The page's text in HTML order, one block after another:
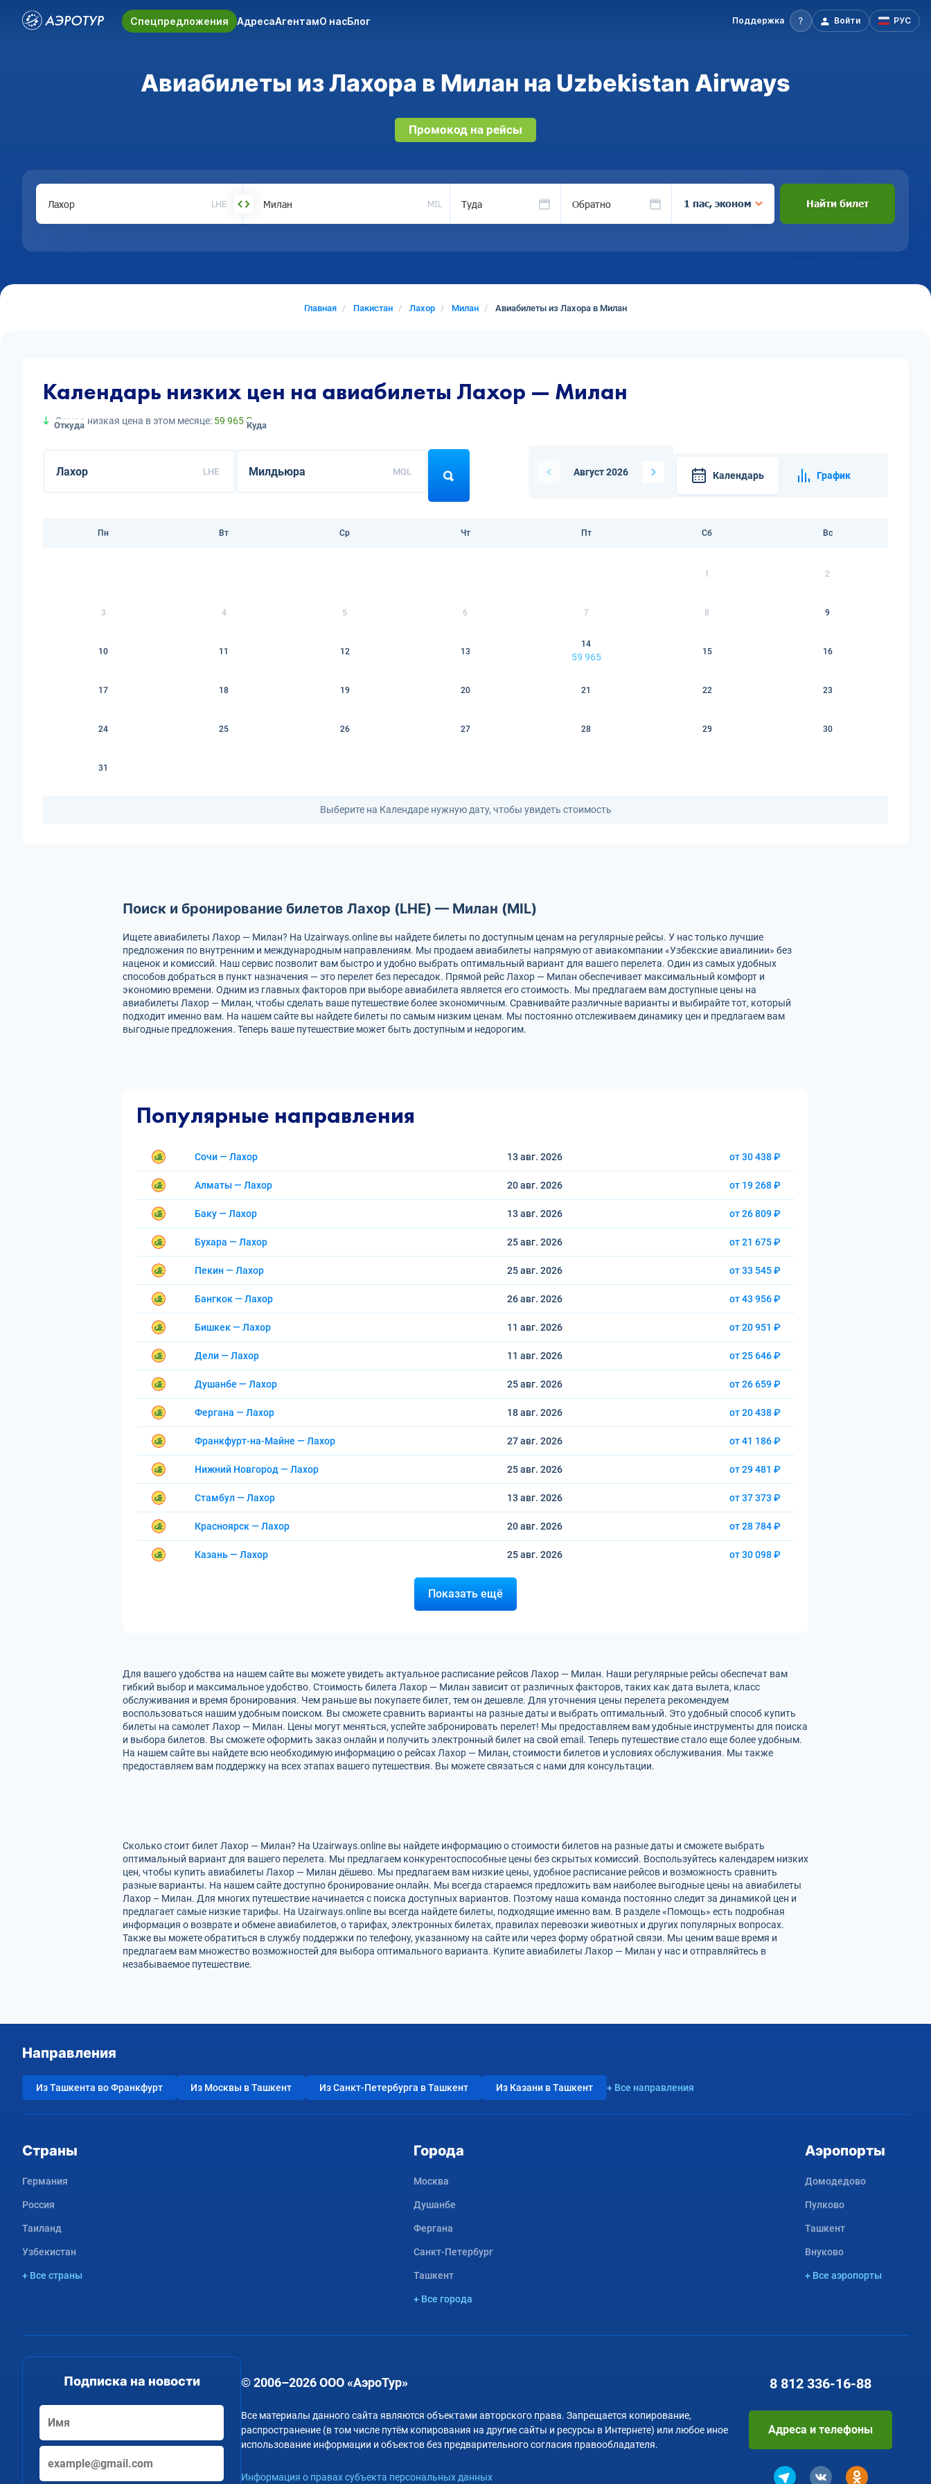
Спецпредложения АдресаАгентамО насБлог Поддержка Войти РУС
Авиабилеты из Лахора в Милан на Uzbekistan Airways
Промокод на рейсы
LHE MIL Туда Обратно 1 пас, эконом Найти билет
Главная Пакистан Лахор Милан Авиабилеты из Лахора в Милан
Календарь низких цен на авиабилеты Лахор — Милан
Самая низкая цена в этом месяце: 59 965 ₽
Откуда
LHE
Куда
MQL Август 2026 Календарь График
Пн Вт Ср Чт Пт Сб Вс
1 2
3 4 5 6 7 8 9
10 11 12 13
14
59 965
15 16
17 18 19 20 21 22 23
24 25 26 27 28 29 30
31
Выберите на Календаре нужную дату, чтобы увидеть стоимость
Поиск и бронирование билетов Лахор (LHE) — Милан (MIL)
Ищете авиабилеты Лахор — Милан? На Uzairways.online вы найдете билеты по доступным ценам на регулярные рейсы. У нас только лучшие
предложения по внутренним и международным направлениям. Мы продаем авиабилеты напрямую от авиакомпании «Узбекские авиалинии» без
наценок и комиссий. Наш сервис позволит вам быстро и удобно выбрать оптимальный вариант для вашего перелета. Один из самых удобных
способов добраться в пункт назначения — это перелет без пересадок. Прямой рейс Лахор — Милан обеспечивает максимальный комфорт и
экономию времени. Одним из главных факторов при выборе авиабилета является его стоимость. Мы предлагаем вам доступные цены на
авиабилеты Лахор — Милан, чтобы сделать ваше путешествие более экономичным. Сравнивайте различные варианты и выбирайте тот, который
подходит именно вам. На нашем сайте вы найдете билеты по самым низким ценам. Мы постоянно отслеживаем динамику цен и предлагаем вам
выгодные предложения. Теперь ваше путешествие может быть доступным и недорогим.
Популярные направления
Сочи — Лахор 13 авг. 2026 от 30 438 ₽
Алматы — Лахор 20 авг. 2026 от 19 268 ₽
Баку — Лахор 13 авг. 2026 от 26 809 ₽
Бухара — Лахор 25 авг. 2026 от 21 675 ₽
Пекин — Лахор 25 авг. 2026 от 33 545 ₽
Бангкок — Лахор 26 авг. 2026 от 43 956 ₽
Бишкек — Лахор 11 авг. 2026 от 20 951 ₽
Дели — Лахор 11 авг. 2026 от 25 646 ₽
Душанбе — Лахор 25 авг. 2026 от 26 659 ₽
Фергана — Лахор 18 авг. 2026 от 20 438 ₽
Франкфурт-на-Майне — Лахор 27 авг. 2026 от 41 186 ₽
Нижний Новгород — Лахор 25 авг. 2026 от 29 481 ₽
Стамбул — Лахор 13 авг. 2026 от 37 373 ₽
Красноярск — Лахор 20 авг. 2026 от 28 784 ₽
Казань — Лахор 25 авг. 2026 от 30 098 ₽
Показать ещё
Для вашего удобства на нашем сайте вы можете увидеть актуальное расписание рейсов Лахор — Милан. Наши регулярные рейсы обеспечат вам
гибкий выбор и максимальное удобство. Стоимость билета Лахор — Милан зависит от различных факторов, таких как дата вылета, класс
обслуживания и время бронирования. Чем раньше вы покупаете билет, тем он дешевле. Для уточнения цены перелета рекомендуем
воспользоваться нашим удобным поиском. Вы сможете сравнить варианты на разные даты и выбрать оптимальный. Это удобный способ купить
билеты на самолет Лахор — Милан. Цены могут меняться, успейте забронировать перелет! Мы предоставляем вам удобные инструменты для поиска
и выбора билетов. Вы сможете оформить заказ онлайн и получить электронный билет на свой email. Теперь путешествие стало еще более удобным.
На нашем сайте вы найдете всю необходимую информацию о рейсах Лахор — Милан, стоимости билетов и условиях обслуживания. Мы также
предоставляем вам поддержку на всех этапах вашего путешествия. Вы можете связаться с нами для консультации.
Сколько стоит билет Лахор — Милан? На Uzairways.online вы найдете информацию о стоимости билетов на разные даты и сможете выбрать
оптимальный вариант для вашего перелета. Мы предлагаем конкурентоспособные цены без скрытых комиссий. Воспользуйтесь календарем низких
цен, чтобы купить авиабилеты Лахор — Милан дёшево. Мы предлагаем вам низкие цены, удобное расписание рейсов и возможность сравнить
разные варианты. На нашем сайте доступно бронирование онлайн. Мы всегда стараемся предложить вам наиболее выгодные цены на авиабилеты
Лахор – Милан. Для многих путешествие начинается с поиска доступных вариантов. Поэтому наша команда постоянно следит за динамикой цен и
предлагает самые низкие тарифы. На Uzairways.online вы всегда найдете билеты, подходящие именно вам. В разделе «Помощь» есть подробная
информация о возврате и обмене авиабилетов, о тарифах, электронных билетах, правилах перевозки животных и других популярных вопросах.
Также вы можете обратиться в службу поддержки по телефону, указанному на сайте или через форму обратной связи. Мы ценим ваше время и
предлагаем вам множество возможностей для выбора оптимального варианта. Купите авиабилеты Лахор — Милан у нас и отправляйтесь в
незабываемое путешествие.
Направления
Из Ташкента во Франкфурт Из Москвы в Ташкент Из Санкт-Петербурга в Ташкент Из Казани в Ташкент + Все направления
Страны
Германия
Россия
Таиланд
Узбекистан
+ Все страны
Города
Москва
Душанбе
Фергана
Санкт-Петербург
Ташкент
+ Все города
Аэропорты
Домодедово
Пулково
Ташкент
Внуково
+ Все аэропорты
Подписка на новости © 2006–2026 ООО «АэроТур»
Все материалы данного сайта являются объектами авторского права. Запрещается копирование,
распространение (в том числе путём копирования на другие сайты и ресурсы в Интернете) или любое иное
использование информации и объектов без предварительного согласия правообладателя.
Информация о правах субъекта персональных данных
8 812 336-16-88
Адреса и телефоны